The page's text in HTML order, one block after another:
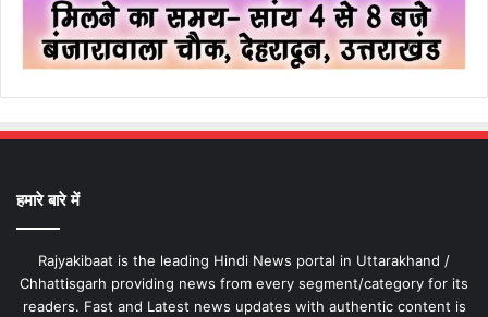
हमारे बारे में
Rajyakibaat is the leading Hindi News portal in Uttarakhand /
Chhattisgarh providing news from every segment/category for its
readers. Fast and Latest news updates with authentic content is